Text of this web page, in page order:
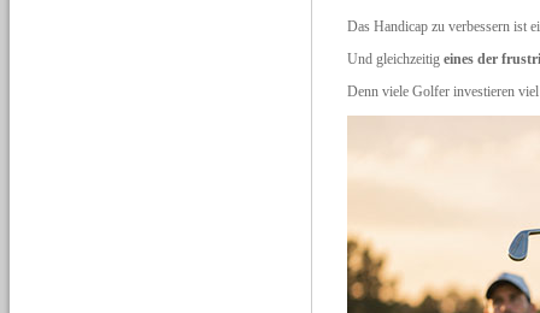
Das Handicap zu verbessern ist
Und gleichzeitig eines der
Denn viele Golfer investieren